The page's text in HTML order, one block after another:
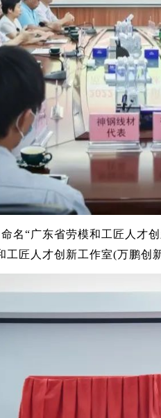
名“广东省劳模和工匠人才
工匠人才创新工作室(万鹏创